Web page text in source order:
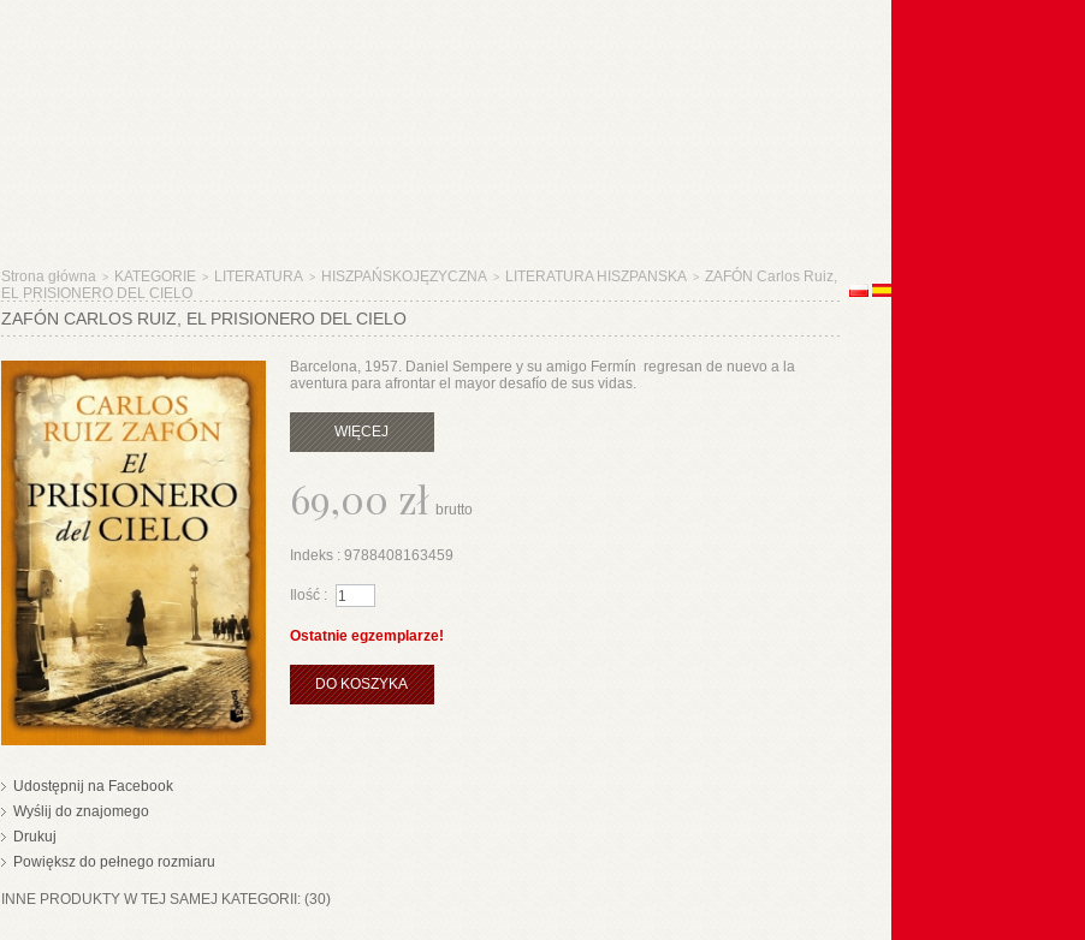
Strona główna > KATEGORIE > LITERATURA > HISZPAŃSKOJĘZYCZNA > LITERATURA HISZPANSKA > ZAFÓN Carlos Ruiz,
EL PRISIONERO DEL CIELO
ZAFÓN CARLOS RUIZ, EL PRISIONERO DEL CIELO
Udostępnij na Facebook
Wyślij do znajomego
Drukuj
Powiększ do pełnego rozmiaru
Barcelona, 1957. Daniel Sempere y su amigo Fermín regresan de nuevo a la
aventura para afrontar el mayor desafío de sus vidas.
WIĘCEJ
69,00 zł brutto
Indeks : 9788408163459
Ilość :
Ostatnie egzemplarze!
DO KOSZYKA
INNE PRODUKTY W TEJ SAMEJ KATEGORII: (30)